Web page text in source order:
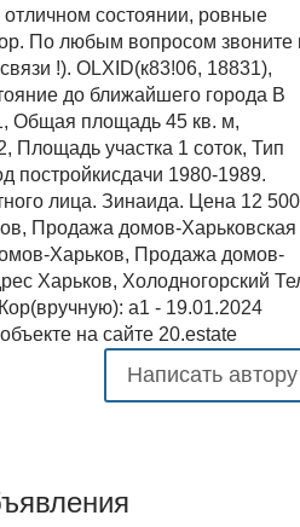
состоянии, ровные
По любым вопросом звоните
!). OLXID(к83!06, 18831),
до ближайшего города В
Общая площадь 45 кв. м,
Площадь участка 1 соток, Тип
постройкисдачи 1980-1989.
лица. Зинаида. Цена 12
Продажа домов-Харьковская
Харьков, Продажа домов-
Харьков, Холодногорский
a1 - 19.01.2024
на сайте 20.estate
Написать автору